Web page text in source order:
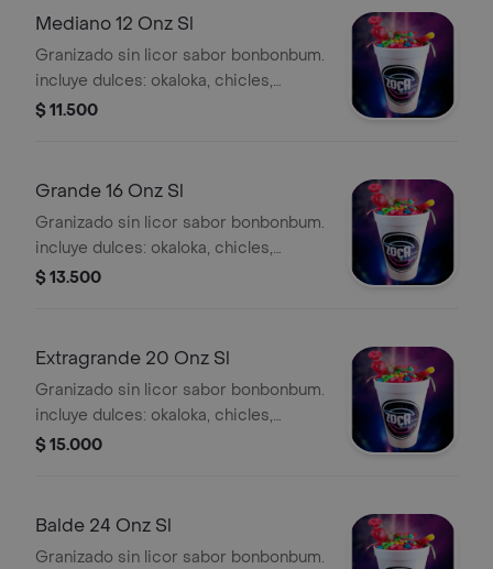
Mediano 12 Onz Sl
Granizado sin licor sabor bonbonbum.
incluye dulces: okaloka, chicles,
bonbom, 2 gusanitos.
$ 11.500
Grande 16 Onz Sl
Granizado sin licor sabor bonbonbum.
incluye dulces: okaloka, chicles,
bonbom, 2 gusanitos.
$ 13.500
Extragrande 20 Onz Sl
Granizado sin licor sabor bonbonbum.
incluye dulces: okaloka, chicles,
bonbom, 2 gusanitos,cable acido,
$ 15.000
Balde 24 Onz Sl
Granizado sin licor sabor bonbonbum.